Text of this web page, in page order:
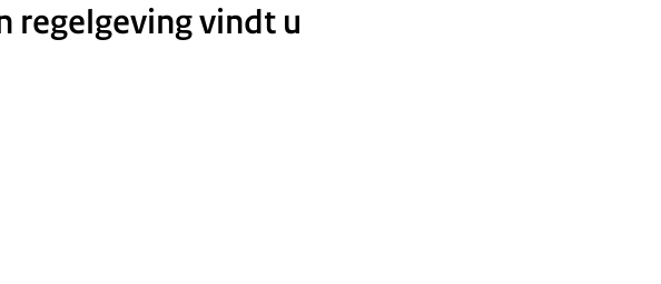
regelgeving vindt u